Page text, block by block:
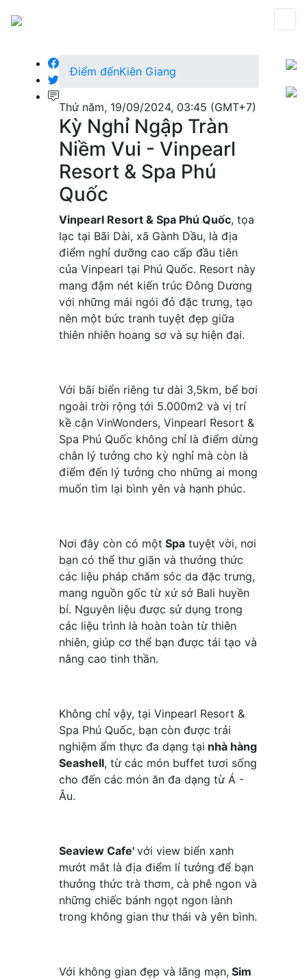
Điểm đếnKiên Giang
Thứ năm, 19/09/2024, 03:45 (GMT+7)
Kỳ Nghỉ Ngập Tràn
Niềm Vui - Vinpearl
Resort & Spa Phú
Quốc
Vinpearl Resort & Spa Phú Quốc, tọa
lạc tại Bãi Dài, xã Gành Dầu, là địa
điểm nghỉ dưỡng cao cấp đầu tiên
của Vinpearl tại Phú Quốc. Resort này
mang đậm nét kiến trúc Đông Dương
với những mái ngói đỏ đặc trưng, tạo
nên một bức tranh tuyệt đẹp giữa
thiên nhiên hoang sơ và sự hiện đại.
Với bãi biển riêng tư dài 3,5km, bể bơi
ngoài trời rộng tới 5.000m2 và vị trí
kề cận VinWonders, Vinpearl Resort &
Spa Phú Quốc không chỉ là điểm dừng
chân lý tưởng cho kỳ nghỉ mà còn là
điểm đến lý tưởng cho những ai mong
muốn tìm lại bình yên và hạnh phúc.
Nơi đây còn có một Spa tuyệt vời, nơi
bạn có thể thư giãn và thưởng thức
các liệu pháp chăm sóc da đặc trưng,
mang nguồn gốc từ xứ sở Bali huyền
bí. Nguyên liệu được sử dụng trong
các liệu trình là hoàn toàn từ thiên
nhiên, giúp cơ thể bạn được tái tạo và
nâng cao tinh thần.
Không chỉ vậy, tại Vinpearl Resort &
Spa Phú Quốc, bạn còn được trải
nghiệm ẩm thực đa dạng tại nhà hàng
Seashell, từ các món buffet tươi sống
cho đến các món ăn đa dạng từ Á -
Âu.
Seaview Cafe' với view biển xanh
mướt mắt là địa điểm lí tưởng để bạn
thưởng thức trà thơm, cà phê ngon và
những chiếc bánh ngọt ngon lành
trong không gian thư thái và yên bình.
Với không gian đẹp và lãng mạn, Sim